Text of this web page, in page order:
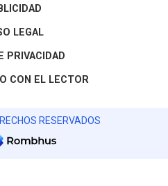
LEGAL
PRIVACIDAD
CON EL LECTOR
RESERVADOS